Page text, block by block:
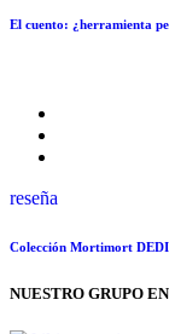
El cuento: ¿herramienta
reseña
Colección Mortimort
NUESTRO GRUPO